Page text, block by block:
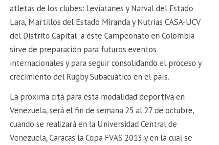
atletas de los clubes: Leviatanes y Narval del Estado
Lara, Martillos del Estado Miranda y Nutrias CASA-UCV
del Distrito Capital a este Campeonato en Colombia
sirve de preparación para futuros eventos
internacionales y para seguir consolidando el proceso y
crecimiento del Rugby Subacuático en el país.
La próxima cita para esta modalidad deportiva en
Venezuela, será el fin de semana 25 al 27 de octubre,
cuando se realizará en la Universidad Central de
Venezuela, Caracas la Copa FVAS 2013 y en la cual se